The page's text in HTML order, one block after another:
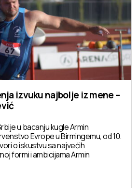
izvuku najbolje iz mene –
u bacanju kugle Armin
Evrope u Birmingemu, od 10.
o iskustvu sa najvećih
formi i ambicijama Armin